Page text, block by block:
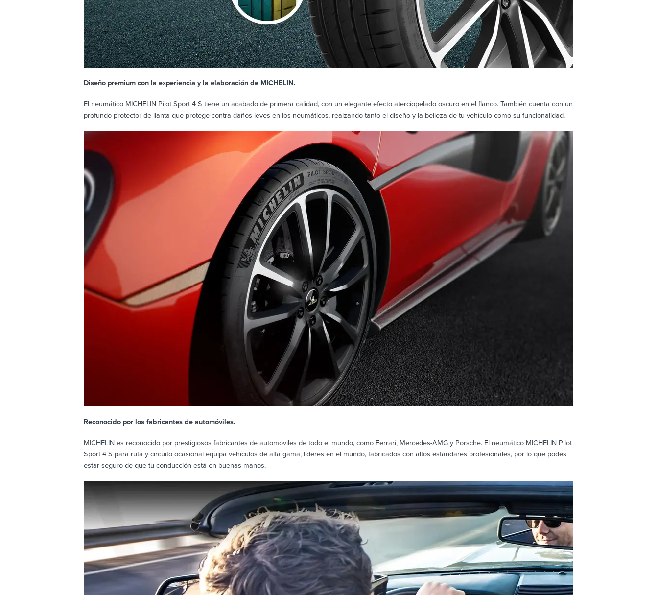
Diseño premium con la experiencia y la elaboración de MICHELIN.
El neumático MICHELIN Pilot Sport 4 S tiene un acabado de primera calidad, con un elegante efecto aterciopelado oscuro en el flanco. También cuenta con un
profundo protector de llanta que protege contra daños leves en los neumáticos, realzando tanto el diseño y la belleza de tu vehículo como su funcionalidad.
Reconocido por los fabricantes de automóviles.
MICHELIN es reconocido por prestigiosos fabricantes de automóviles de todo el mundo, como Ferrari, Mercedes-AMG y Porsche. El neumático MICHELIN Pilot
Sport 4 S para ruta y circuito ocasional equipa vehículos de alta gama, líderes en el mundo, fabricados con altos estándares profesionales, por lo que podés
estar seguro de que tu conducción está en buenas manos.